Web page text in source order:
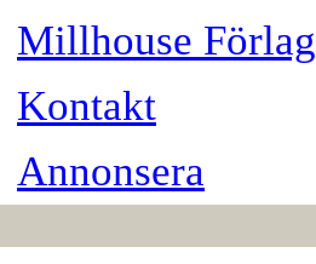
Millhouse Förlag
Kontakt
Annonsera